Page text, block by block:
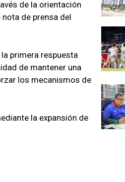
de la orientación
de prensa del
primera respuesta
de mantener una
los mecanismos de
la expansión de